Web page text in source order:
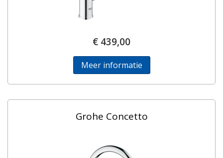
€ 439,00
Meer informatie
Grohe Concetto